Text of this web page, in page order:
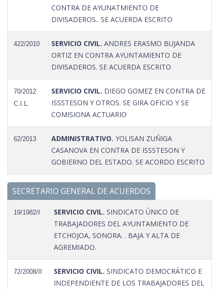
CONTRA DE AYUNATMIENTO DE
DIVISADEROS.. SE ACUERDA ESCRITO
422/2010 SERVICIO CIVIL. ANDRES ERASMO BUJANDA
ORTIZ EN CONTRA AYUNTAMIENTO DE
DIVISADEROS. SE ACUERDA ESCRITO
70/2012
C.I.L.
SERVICIO CIVIL. DIEGO GOMEZ EN CONTRA DE
ISSSTESON Y OTROS. SE GIRA OFICIO Y SE
COMISIONA ACTUARIO
62/2013 ADMINISTRATIVO. YOLISAN ZUÑIGA
CASANOVA EN CONTRA DE ISSSTESON Y
GOBIERNO DEL ESTADO. SE ACORDO ESCRITO
SECRETARIO GENERAL DE ACUERDOS
19/1982/I SERVICIO CIVIL. SINDICATO ÚNICO DE
TRABAJADORES DEL AYUNTAMIENTO DE
ETCHOJOA, SONORA. . BAJA Y ALTA DE
AGREMIADO.
72/2008/II SERVICIO CIVIL. SINDICATO DEMOCRÁTICO E
INDEPENDIENTE DE LOS TRABAJADORES DEL